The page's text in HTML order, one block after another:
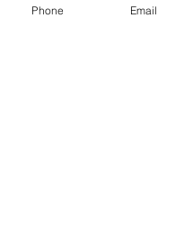
Phone Email